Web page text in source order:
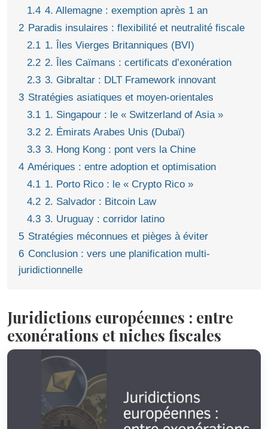
1.4 4. Allemagne : exemption après 1 an
2 Paradis insulaires : flexibilité et neutralité fiscale
2.1 1. Îles Vierges Britanniques (BVI)
2.2 2. Îles Caïmans : certificats d’exonération
2.3 3. Gibraltar : DLT Framework innovant
3 Stratégies asiatiques et moyen-orientales
3.1 1. Singapour : le « Switzerland of Asia »
3.2 2. Émirats Arabes Unis (Dubaï)
3.3 3. Hong Kong : pont vers la Chine
4 Amériques : entre adoption et optimisation
4.1 1. Porto Rico : le « Crypto Rico »
4.2 2. Salvador : Bitcoin Law
4.3 3. Uruguay : corridor latino
5 Stratégies méconnues et pièges à éviter
6 Conclusion : vers une planification multi-
juridictionnelle
Juridictions européennes : entre
exonérations et niches fiscales